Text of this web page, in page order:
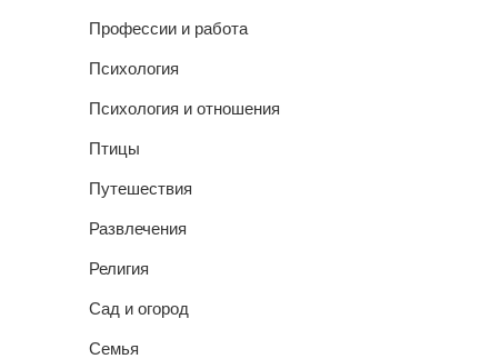
Профессии и работа
Психология
Психология и отношения
Птицы
Путешествия
Развлечения
Религия
Сад и огород
Семья